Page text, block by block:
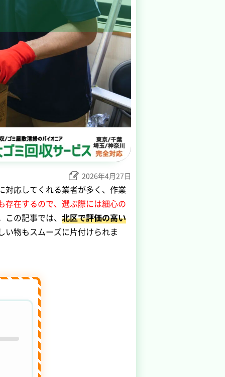
2026年4月27日
対応してくれる業者が多く、作業
存在するので、選ぶ際には細心の
の記事では、 北区で評価の高い
い物もスムーズに片付けられま